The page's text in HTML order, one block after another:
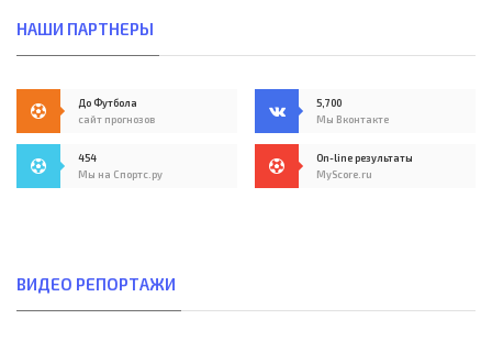
НАШИ ПАРТНЕРЫ
До Футбола
сайт прогнозов
5,700
Мы Вконтакте
454
Мы на Спортс.ру
On-line результаты
MyScore.ru
ВИДЕО РЕПОРТАЖИ